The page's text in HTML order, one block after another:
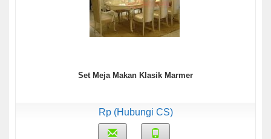
Set Meja Makan Klasik Marmer
Rp (Hubungi CS)